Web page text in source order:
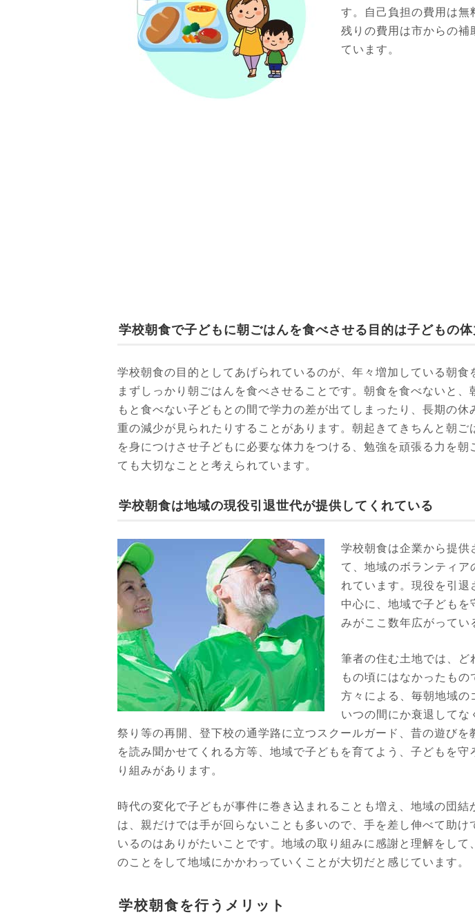
す。自己負担の費用は無
残りの費用は市からの補
ています。
学校朝食で子どもに朝ごはんを食べさせる目的は子どもの
学校朝食の目的としてあげられているのが、年々増加している朝食
まずしっかり朝ごはんを食べさせることです。朝食を食べないと、
もと食べない子どもとの間で学力の差が出てしまったり、長期の休
重の減少が見られたりすることがあります。朝起きてきちんと朝ご
を身につけさせ子どもに必要な体力をつける、勉強を頑張る力を朝
ても大切なことと考えられています。
学校朝食は地域の現役引退世代が提供してくれている
学校朝食は企業から提供
て、地域のボランティア
れています。現役を引退
中心に、地域で子どもを
みがここ数年広がってい
筆者の住む土地では、ど
もの頃にはなかったもの
方々による、毎朝地域の
いつの間にか衰退してな
祭り等の再開、登下校の通学路に立つスクールガード、昔の遊びを
を読み聞かせてくれる方等、地域で子どもを育てよう、子どもを守
り組みがあります。
時代の変化で子どもが事件に巻き込まれることも増え、地域の団結
は、親だけでは手が回らないことも多いので、手を差し伸べて助け
いるのはありがたいことです。地域の取り組みに感謝と理解をして
のことをして地域にかかわっていくことが大切だと感じています。
学校朝食を行うメリット